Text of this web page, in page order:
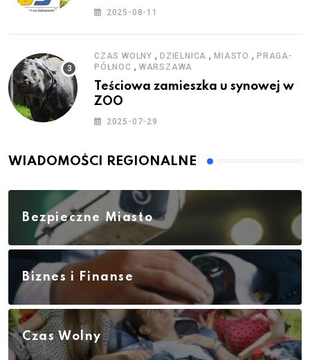
zestawy do baniek
2025-08-11
CZAS WOLNY , DZIELNICA ,MIASTO ,PRAGA-
PÓŁNOC , WARSZAWA
Teściowa zamieszka u synowej w
ZOO
2025-07-29
WIADOMOŚCI REGIONALNE
Bezpieczne Miasto
Biznes i Finanse
Czas Wolny